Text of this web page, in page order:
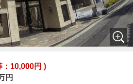
：10,000円 )
円